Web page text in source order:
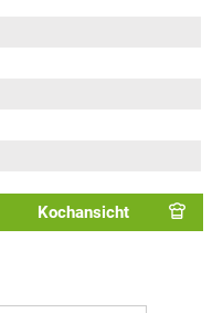
Kochansicht